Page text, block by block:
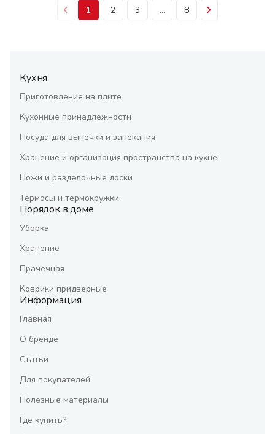
1 2 3 ... 8
Кухня
Приготовление на плите
Кухонные принадлежности
Посуда для выпечки и запекания
Хранение и организация пространства на кухне
Ножи и разделочные доски
Термосы и термокружки
Порядок в доме
Уборка
Хранение
Прачечная
Коврики придверные
Информация
Главная
О бренде
Статьи
Для покупателей
Полезные материалы
Где купить?